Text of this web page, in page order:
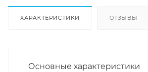
ХАРАКТЕРИСТИКИ ОТЗЫВЫ
Основные характеристики